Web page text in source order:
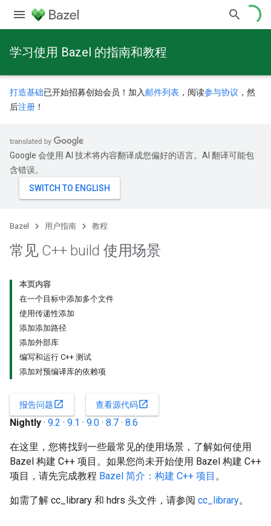
学习使用 Bazel 的指南和教程
打造基础已开始招募创始会员！加入 邮件列表 ，阅读参与协议 ，然
后注册 ！
Google 会使用 AI 技术将内容翻译成您偏好的语言。AI 翻译可能包
含错误。
Bazel 用户指南 教程
常见 C++ build 使用场景
本页内容
在一个目标中添加多个文件
使用传递性添加
添加添加路径
添加外部库
编写和运行 C++ 测试
添加对预编译库的依赖项
报告问题open_in_new 查看源代码open_in_new
Nightly · 9.2 · 9.1 · 9.0 · 8.7 · 8.6
在这里，您将找到一些最常见的使用场景，了解如何使用
Bazel 构建 C++ 项目。如果您尚未开始使用 Bazel 构建 C++
项目，请先完成教程 Bazel 简介：构建 C++ 项目 。
如需了解 cc_library 和 hdrs 头文件，请参阅 cc_library。